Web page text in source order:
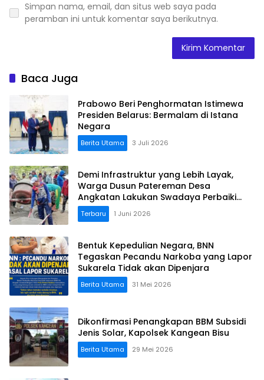
Simpan nama, email, dan situs web saya pada
peramban ini untuk komentar saya berikutnya.
Baca Juga
Prabowo Beri Penghormatan Istimewa
Presiden Belarus: Bermalam di Istana
Negara
Berita Utama 3 Juli 2026
Demi Infrastruktur yang Lebih Layak,
Warga Dusun Patereman Desa
Angkatan Lakukan Swadaya Perbaiki
Jalan Rusak
Terbaru 1 Juni 2026
Bentuk Kepedulian Negara, BNN
Tegaskan Pecandu Narkoba yang Lapor
Sukarela Tidak akan Dipenjara
Berita Utama 31 Mei 2026
Dikonfirmasi Penangkapan BBM Subsidi
Jenis Solar, Kapolsek Kangean Bisu
Berita Utama 29 Mei 2026